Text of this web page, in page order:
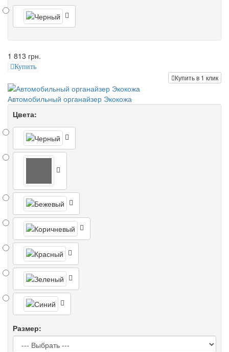
1 813 грн.
Купить
Купить в 1 клик
Автомобильный органайзер Экокожа
Цвета:
Размер: